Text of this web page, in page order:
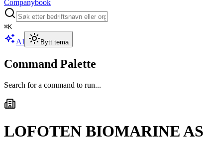
Companybook
⌘K
AI Bytt tema
Command Palette
Search for a command to run...
LOFOTEN BIOMARINE AS